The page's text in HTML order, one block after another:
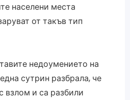
населени места
от такъв тип
недоумението на
сутрин разбрала, че
взлом и са разбили